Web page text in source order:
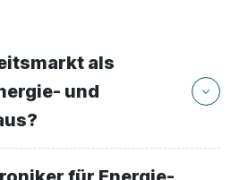
als
und